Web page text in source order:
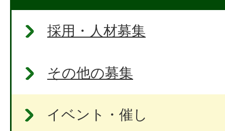
採用・人材募集
その他の募集
イベント・催し